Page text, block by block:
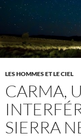
LES HOMMES ET LE CIEL
CARMA,
SIERRA